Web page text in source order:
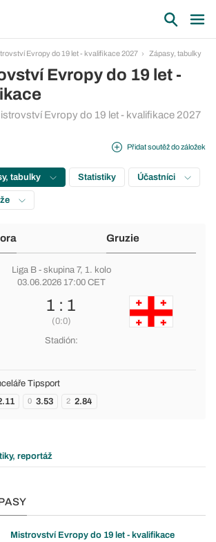
Evropy do 19 let - kvalifikace 2027 Zápasy, tabulky
Evropy do 19 let -
Evropy do 19 let - kvalifikace 2027
Přidat soutěž do záložek
tabulky Statistiky Účastníci
Gruzie
Liga B - skupina 7, 1. kolo
03.06.2026 17:00 CET
1 : 1
(0:0)
Stadión:
Tipsport
0 3.53 2 2.84
reportáž
Mistrovství Evropy do 19 let - kvalifikace